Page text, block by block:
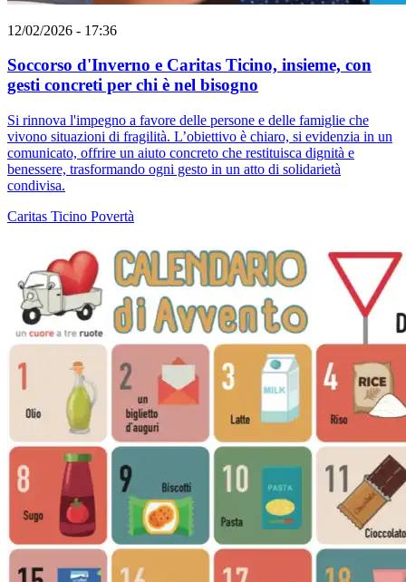
12/02/2026 - 17:36
Soccorso d'Inverno e Caritas Ticino, insieme, con
gesti concreti per chi è nel bisogno
Si rinnova l'impegno a favore delle persone e delle famiglie che
vivono situazioni di fragilità. L’obiettivo è chiaro, si evidenzia in un
comunicato, offrire un aiuto concreto che restituisca dignità e
benessere, trasformando ogni gesto in un atto di solidarietà
condivisa.
Caritas Ticino Povertà